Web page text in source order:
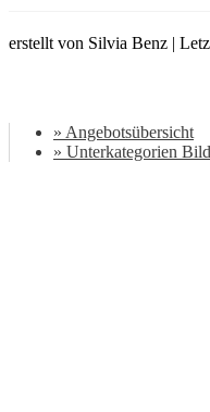
erstellt von Silvia Benz |
» Angebotsübersicht
» Unterkategorien